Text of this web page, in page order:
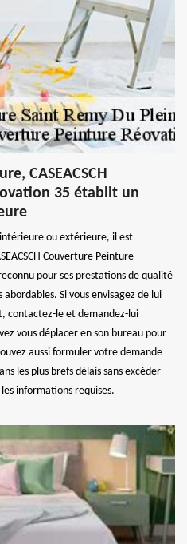
CASEACSCH
35 établit un
ou extérieure, il est
Couverture Peinture
pour ses prestations de qualité
Si vous envisagez de lui
contactez-le et demandez-lui
vous déplacer en son bureau pour
aussi formuler votre demande
les plus brefs délais sans excéder
informations requises.